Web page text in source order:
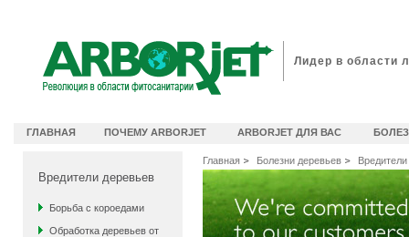
Лидер в области
Arborjet
Вредители деревьев
Борьба с короедами
Обработка деревьев от
Главная Болезни деревьев
ГЛАВНАЯ ПОЧЕМУ ARBORJET ARBORJET ДЛЯ ВАС